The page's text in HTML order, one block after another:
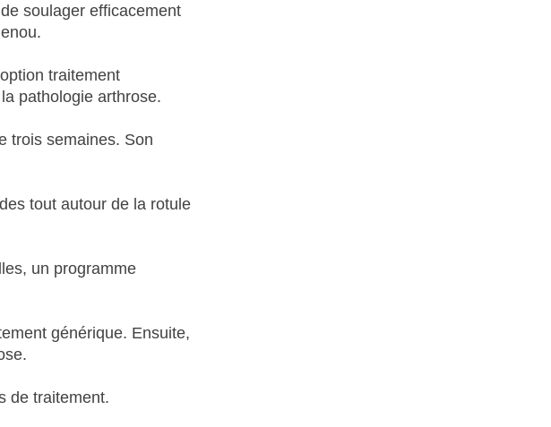
soulager efficacement
traitement
pathologie arthrose.
trois semaines. Son
tout autour de la rotule
un programme
générique. Ensuite,
de traitement.